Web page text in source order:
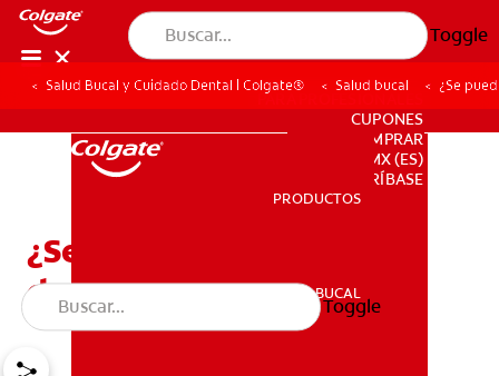
Toggle
PRODUCTOS
SALUD BUCAL
PARA PROFESIONALES
CUPONES
DONDE COMPRAR
MX (ES)
SUSCRÍBASE
PRODUCTOS
SALUD BUCAL
Toggle
Salud Bucal y Cuidado Dental | Colgate® Salud bucal ¿Se
¿Se puede consumir
demasiado flúor?